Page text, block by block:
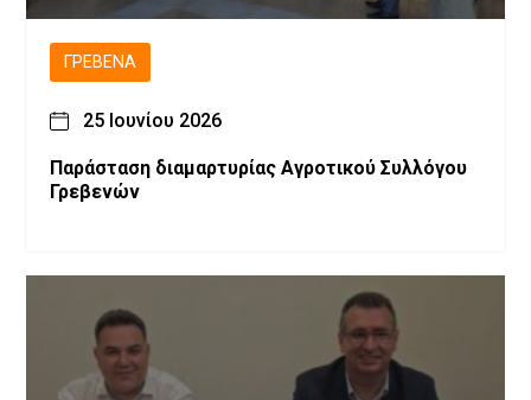
ΓΡΕΒΕΝΆ
25 Ιουνίου 2026
Παράσταση διαμαρτυρίας Αγροτικού Συλλόγου
Γρεβενών